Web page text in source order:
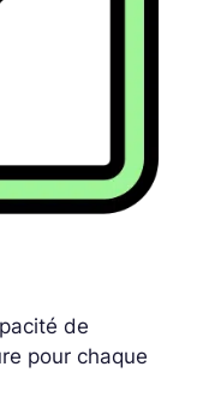
de
pour chaque